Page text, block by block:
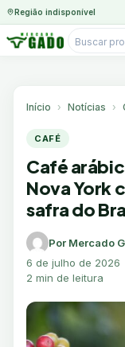
Região indisponível
Início Notícias
CAFÉ
Café
Nova York
safra do
Por Mercado
6 de julho de 2026
2 min de leitura